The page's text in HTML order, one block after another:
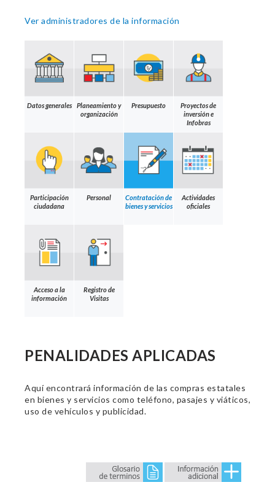
Ver administradores de la información
Datos generales
Planeamiento y
organización
Presupuesto
Proyectos de
inversión e
Infobras
Participación
ciudadana
Personal
Contratación de
bienes y servicios
Actividades
oficiales
Acceso a la
información
Registro de
Visitas
PENALIDADES APLICADAS
Aquí encontrará información de las compras estatales
en bienes y servicios como teléfono, pasajes y viáticos,
uso de vehículos y publicidad.